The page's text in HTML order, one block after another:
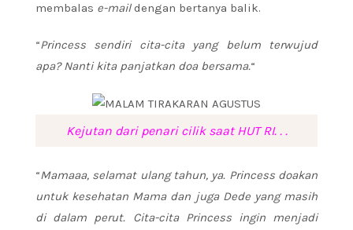
membalas e-maildengan bertanya balik.
“Princess sendiri cita-cita yang belum terwujud
apa? Nanti kita panjatkan doa bersama.“
Kejutan dari penari cilik saat HUT RI. . .
“Mamaaa, selamat ulang tahun, ya. Princess doakan
untuk kesehatan Mama dan juga Dede yang masih
di dalam perut. Cita-cita Princess ingin menjadi